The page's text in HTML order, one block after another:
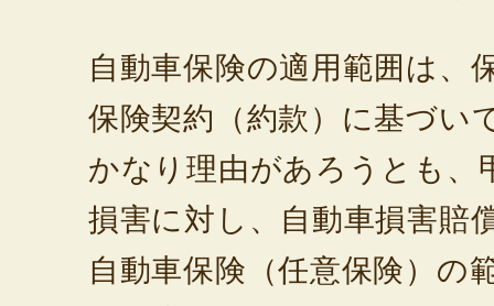
自動車保険の適用範囲は、
保険契約（約款）に基づい
かなり理由があろうとも、
損害に対し、自動車損害賠
自動車保険（任意保険）の